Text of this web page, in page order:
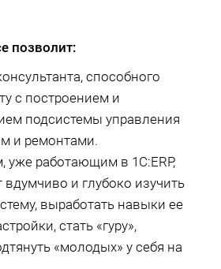
позволит:
способного
с построением и
подсистемы управления
и ремонтами.
уже работающим в 1С:ERP,
вдумчиво и глубоко изучить
выработать навыки ее
стать «гуру»,
«молодых» у себя на